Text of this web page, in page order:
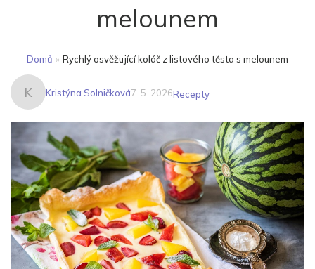
melounem
Domů » Rychlý osvěžující koláč z listového těsta s melounem
K Kristýna Solničková7. 5. 2026Recepty